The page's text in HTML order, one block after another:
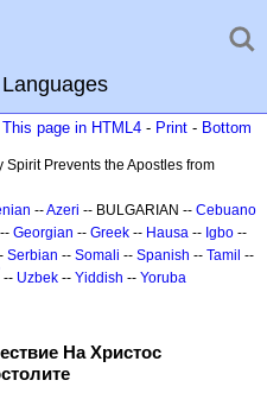
This page in HTML4 - Print - Bottom
Spirit Prevents the Apostles from
--Azeri -- BULGARIAN -- Cebuano
-- Georgian -- Greek -- Hausa -- Igbo --
Serbian -- Somali -- Spanish -- Tamil --
-- Uzbek -- Yiddish -- Yoruba
На Христос